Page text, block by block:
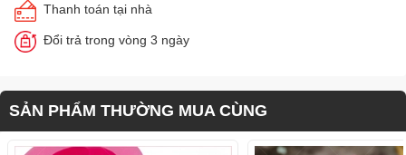
Thanh toán tại nhà
Đổi trả trong vòng 3 ngày
SẢN PHẨM THƯỜNG MUA CÙNG